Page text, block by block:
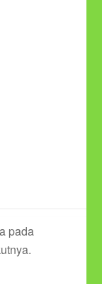
pada